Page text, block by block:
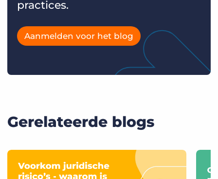
practices.
Aanmelden voor het blog
Gerelateerde blogs